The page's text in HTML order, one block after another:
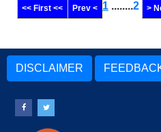
<< First << Prev < 1 ........2 >
DISCLAIMER